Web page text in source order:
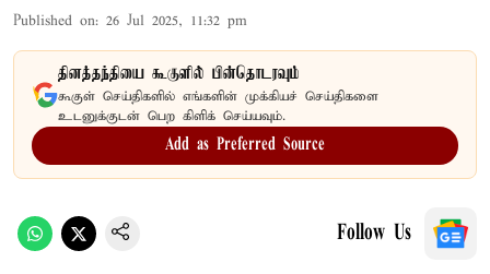
Published on: 26 Jul 2025, 11:32 pm
தினத்தந்தியை கூகுளில் பின்தொடரவும்
கூகுள் செய்திகளில் எங்களின் முக்கியச் செய்திகளை
உடனுக்குடன் பெற கிளிக் செய்யவும்.
Add as Preferred Source
Follow Us